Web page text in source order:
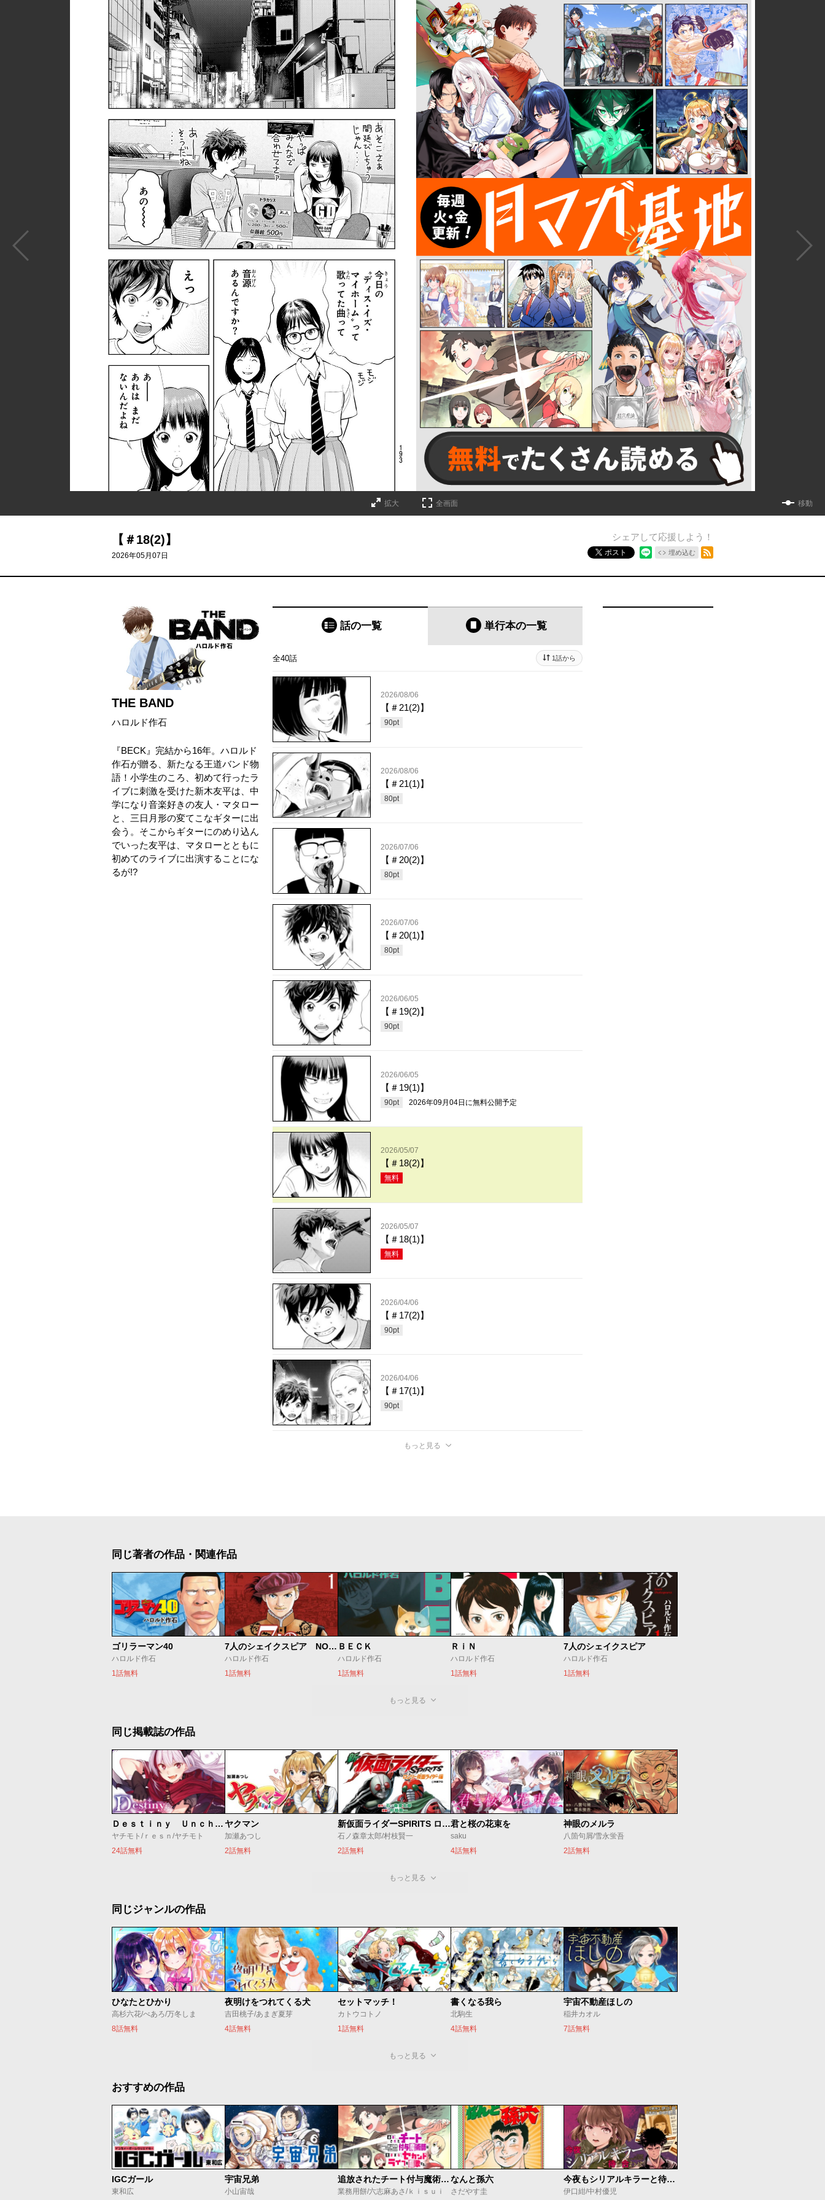
詳細ページへのリンク
拡大 全画面 移動
【＃18(2)】
2026年05月07日
シェアして応援しよう！
ポスト 埋め込む
THE BAND
ハロルド作石
『BECK』完結から16年。ハロルド
作石が贈る、新たなる王道バンド物
語！小学生のころ、初めて行ったラ
イブに刺激を受けた新木友平は、中
学になり音楽好きの友人・マタロー
と、三日月形の変てこなギターに出
会う。そこからギターにのめり込ん
でいった友平は、マタローとともに
初めてのライブに出演することにな
るが!?
話の一覧 単行本の一覧
全40話 1話から
2026/08/06
【＃21(2)】
90pt
2026/08/06
【＃21(1)】
80pt
2026/07/06
【＃20(2)】
80pt
2026/07/06
【＃20(1)】
80pt
2026/06/05
【＃19(2)】
90pt
2026/06/05
【＃19(1)】
90pt 2026年09月04日 に無料公開予定
2026/05/07
【＃18(2)】
無料
2026/05/07
【＃18(1)】
無料
2026/04/06
【＃17(2)】
90pt
2026/04/06
【＃17(1)】
90pt
もっと見る
同じ著者の作品・関連作品
ゴリラーマン40
ハロルド作石
1話無料
7人のシェイクスピア NON SANZ DROICT
ハロルド作石
1話無料
ＢＥＣＫ
ハロルド作石
1話無料
ＲｉＮ
ハロルド作石
1話無料
7人のシェイクスピア
ハロルド作石
1話無料
もっと見る
同じ掲載誌の作品
Ｄｅｓｔｉｎｙ Ｕｎｃｈａｉｎ Ｏｎｌｉｎｅ 吸血鬼少女となって、やがて『赤の魔王』と呼ばれるようになりました
ヤチモト/ｒｅｓｎ/ヤチモト
24話無料
ヤクマン
加瀬あつし
2話無料
新仮面ライダーSPIRITS ロンリー仮面ライダー編
石ノ森章太郎/村枝賢一
2話無料
君と桜の花束を
saku
4話無料
神眼のメルラ
八箇句屑/雪永蛍吾
2話無料
もっと見る
同じジャンルの作品
ひなたとひかり
高杉六花/べあろ/万冬しま
8話無料
夜明けをつれてくる犬
吉田桃子/あまぎ夏芽
4話無料
セットマッチ！
カトウコトノ
1話無料
書くなる我ら
北駒生
4話無料
宇宙不動産ほしの
稲井カオル
7話無料
もっと見る
おすすめの作品
IGCガール
東和広
宇宙兄弟
小山宙哉
追放されたチート付与魔術師は気ままなセカンドライフを謳歌する。 ～俺は武器だけじゃなく、あらゆるものに『強化ポイント』を付与できるし、俺の意思でいつでも効果を解除できるけど、残った人たち大丈夫？～
業務用餅/六志麻あさ/ｋｉｓｕｉ
なんと孫六
さだやす圭
今夜もシリアルキラーと待ち合わせ
伊口紺/中村優児